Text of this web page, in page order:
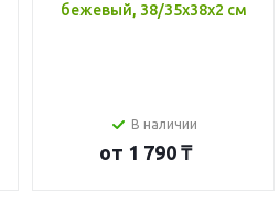
бежевый, 38/35x38x2 см
В наличии
от 1 790 ₸